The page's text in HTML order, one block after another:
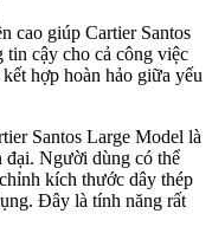
cao giúp Cartier Santos
tin cậy cho cả công việc
hợp hoàn hảo giữa yếu
Santos Large Model là
Người dùng có thể
kích thước dây thép
Đây là tính năng rất